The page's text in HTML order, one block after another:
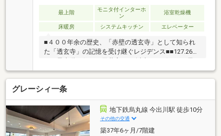
最上階
モニタ付インターホ
ン
浴室乾燥機
床暖房 システムキッチン エレベーター
■４００年余の歴史、「赤壁の透玄寺」として知られ
た「透玄寺」の記憶を受け継ぐレジデンス■■127.26
室）■３WAYアクセス 阪急京都線「京都河原町」徒
歩2分 京阪本線「祇園四条」徒歩8分 地下鉄烏丸線
「四条」徒歩9分■新築時オプション工事あり■ペット
飼育可能（規約制限あり）■ホテルライクな内廊下■セ
キュリティ充実■エレベーター2基設置
グレーシィ一条
地下鉄烏丸線 今出川駅 徒歩10分
その他の交通
築37年6ヶ月/7階建